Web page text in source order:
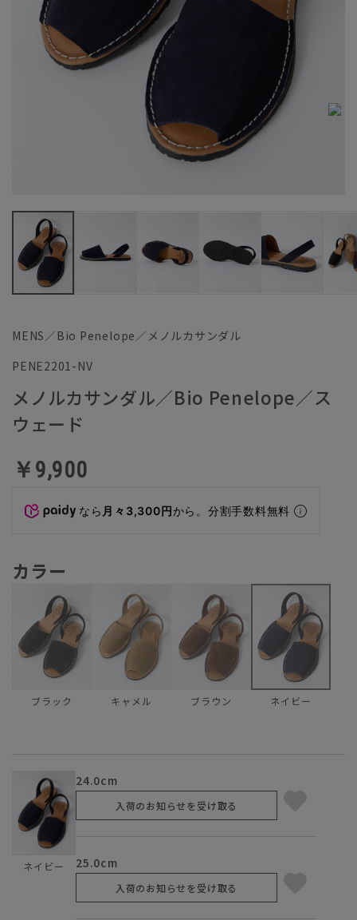
MENS／Bio Penelope／メノルカサンダル
PENE2201-NV
メノルカサンダル／Bio Penelope／ス
ウェード
￥9,900
なら 月々3,300円から。分割手数料無料
カラー
ブラック キャメル ブラウン ネイビー
ネイビー
24.0cm
入荷のお知らせを受け取る
25.0cm
入荷のお知らせを受け取る